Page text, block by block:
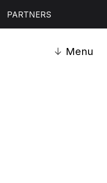
PARTNERS
↓ Menu